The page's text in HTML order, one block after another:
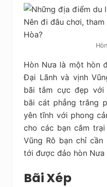
Hòn Nưa là một hòn
Đại Lãnh và vịnh
bãi tắm cực đẹp với
bãi cát phẳng trắng
yên tĩnh với phong
cho các bạn cắm
Vũng Rô bạn chỉ
tới được đảo hòn Nưa
Bãi Xép